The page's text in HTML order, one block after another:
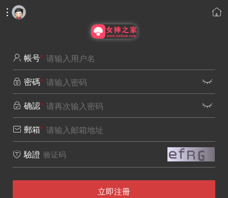
 
 帳号*
 密碼* 
 确認* 
 郵箱*
 驗證
立即注冊